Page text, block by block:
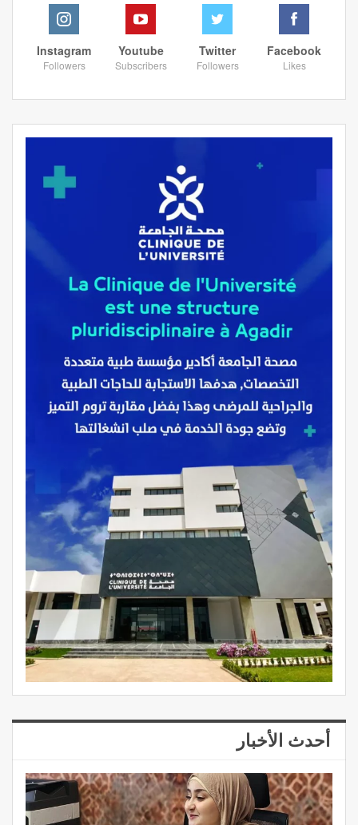
Facebook
Likes
Twitter
Followers
Youtube
Subscribers
Instagram
Followers
أحدث الأخبار